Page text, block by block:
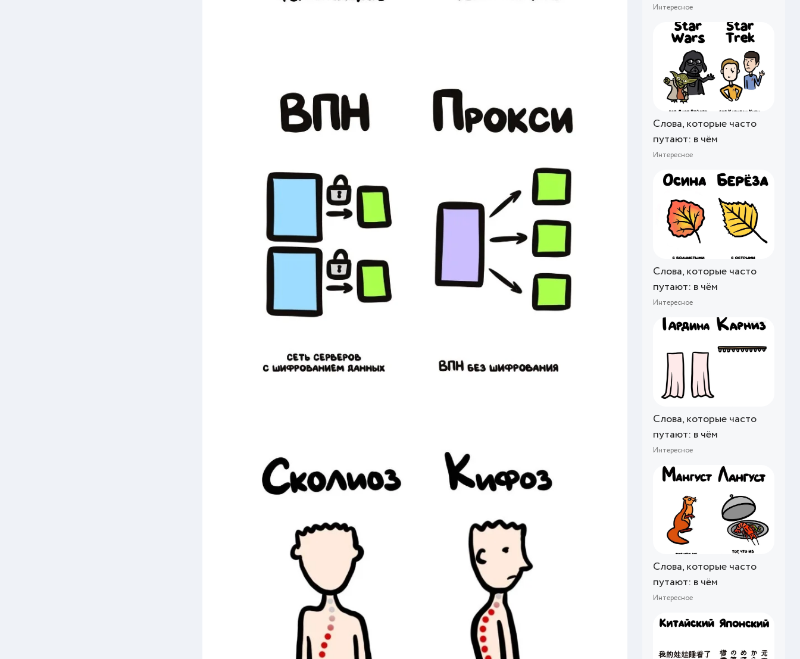
Интересное
Слова, которые часто
путают: в чём
Интересное
Слова, которые часто
путают: в чём
Интересное
Слова, которые часто
путают: в чём
Интересное
Слова, которые часто
путают: в чём
Интересное